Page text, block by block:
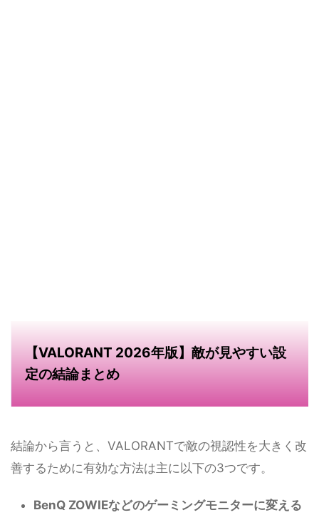
【VALORANT 2026年版】敵が見やすい設
定の結論まとめ
結論から言うと、VALORANTで敵の視認性を大きく改
善するために有効な方法は主に以下の3つです。
BenQ ZOWIEなどのゲーミングモニターに変える